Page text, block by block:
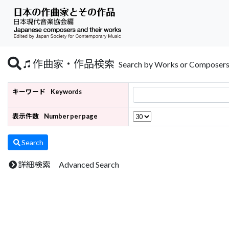
作曲家・作品検索 Search by Works or Composers
キーワード Keywords
表示件数 Number per page
Search
詳細検索 Advanced Search